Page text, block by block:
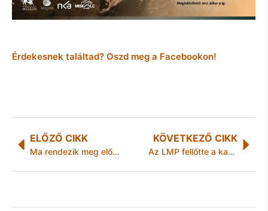
Érdekesnek találtad? Oszd meg a Facebookon!
ELŐZŐ CIKK
Ma rendezik meg először a Műtárgyak Éjszakáját
KÖVETKEZŐ CIKK
Az LMP fellőtte a kacsintós Putyin fejet a miskolci városházára is